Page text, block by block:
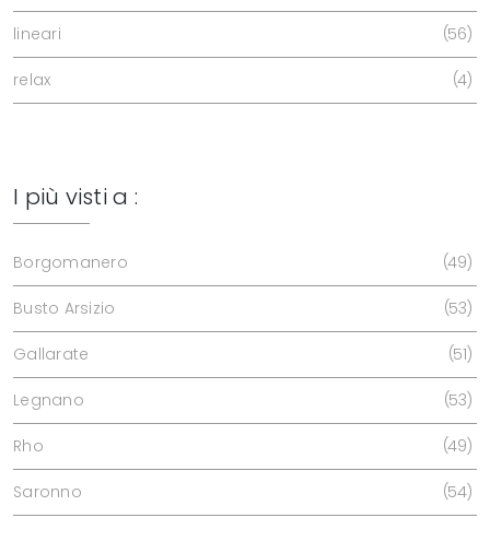
lineari 56
relax 4
I più visti a :
Borgomanero 49
Busto Arsizio 53
Gallarate 51
Legnano 53
Rho 49
Saronno 54